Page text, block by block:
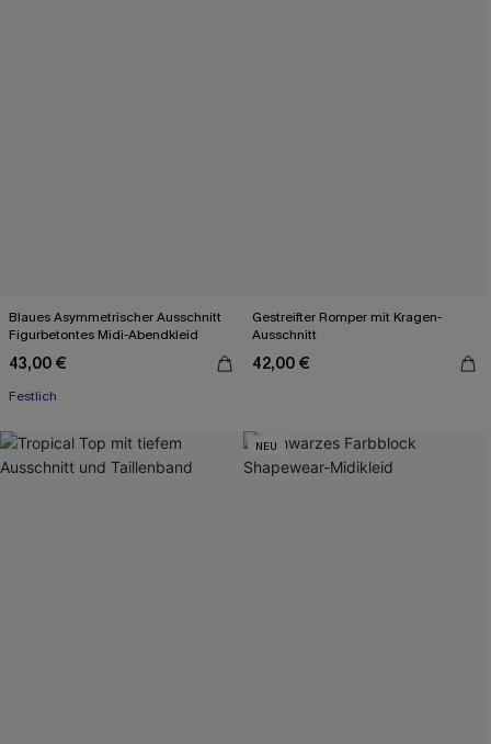
Blaues Asymmetrischer Ausschnitt
Figurbetontes Midi-Abendkleid
43,00 €
Festlich
Gestreifter Romper mit Kragen-
Ausschnitt
42,00 €
NEU